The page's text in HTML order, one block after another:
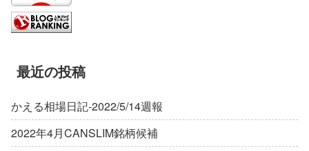
最近の投稿
かえる相場日記-2022/5/14週報
2022年4月CANSLIM銘柄候補